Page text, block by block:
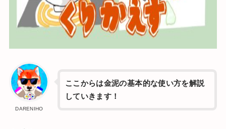
DARENIHO
ここからは金泥の基本的な使い方を解説
していきます！